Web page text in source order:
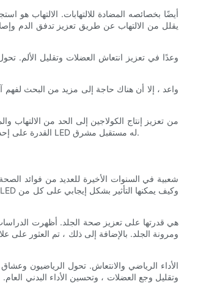
القدرة على إحداث ثورة في الطريقة التي نتعامل بها مع العناية بالبشرة والصحة العامة. مع إجراء مزيد من الدراسات وتستمر التكنولوجيا في التطور ، من الواضح أن العلاج بالضوء الأحمر LED له مستقبل مشرق.
ومرونة الجلد. بالإضافة إلى ذلك ، تم العثور على
وتقليل وجع العضلات ، وتحسين الأداء البدني